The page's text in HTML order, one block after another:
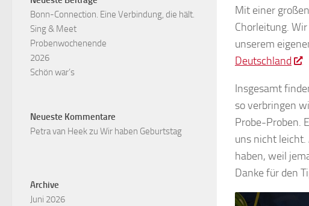
Mit einer
Chorleitung.
unserem
Deutschland
Insgesamt
so verbringen
Probe-Proben.
uns nicht leicht.
haben, weil
Danke für den
Bonn-Connection. Eine Verbindung, die hält.
Sing & Meet
Probenwochenende
2026
Schön war’s
Neueste Kommentare
Petra van Heekzu Wir haben Geburtstag
Archive
Juni 2026